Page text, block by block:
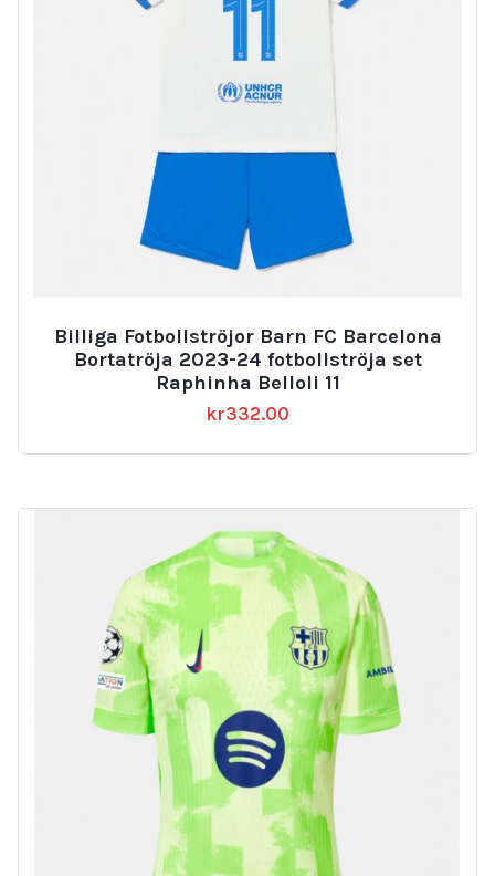
Billiga Fotbollströjor Barn FC Barcelona
Bortatröja 2023-24 fotbollströja set
Raphinha Belloli 11
kr332.00